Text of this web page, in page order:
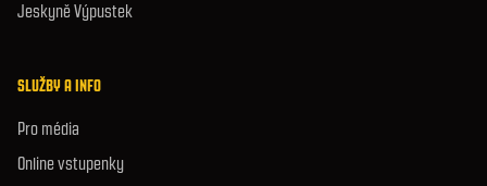
Jeskyně Výpustek
SLUŽBY A INFO
Pro média
Online vstupenky